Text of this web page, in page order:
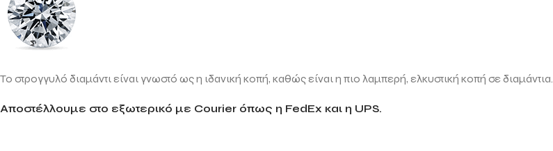
Το στρογγυλό διαμάντι είναι γνωστό ως η ιδανική κοπή, καθώς είναι η πιο λαμπερή, ελκυστική κοπή σε διαμάντια.
Αποστέλλουμε στο εξωτερικό με Courier όπως η FedEx και η UPS.